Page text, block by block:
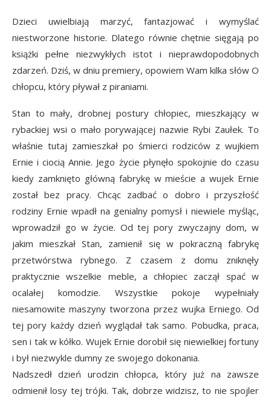
Dzieci uwielbiają marzyć, fantazjować i wymyślać
niestworzone historie. Dlatego równie chętnie sięgają po
książki pełne niezwykłych istot i nieprawdopodobnych
zdarzeń. Dziś, w dniu premiery, opowiem Wam kilka słów O
chłopcu, który pływał z piraniami.
Stan to mały, drobnej postury chłopiec, mieszkający w
rybackiej wsi o mało porywającej nazwie Rybi Zaułek. To
właśnie tutaj zamieszkał po śmierci rodziców z wujkiem
Ernie i ciocią Annie. Jego życie płynęło spokojnie do czasu
kiedy zamknięto główną fabrykę w mieście a wujek Ernie
został bez pracy. Chcąc zadbać o dobro i przyszłość
rodziny Ernie wpadł na genialny pomysł i niewiele myśląc,
wprowadził go w życie. Od tej pory zwyczajny dom, w
jakim mieszkał Stan, zamienił się w pokraczną fabrykę
przetwórstwa rybnego. Z czasem z domu zniknęły
praktycznie wszelkie meble, a chłopiec zaczął spać w
ocalałej komodzie. Wszystkie pokoje wypełniały
niesamowite maszyny tworzona przez wujka Erniego. Od
tej pory każdy dzień wyglądał tak samo. Pobudka, praca,
sen i tak w kółko. Wujek Ernie dorobił się niewielkiej fortuny
i był niezwykle dumny ze swojego dokonania.
Nadszedł dzień urodzin chłopca, który już na zawsze
odmienił losy tej trójki. Tak, dobrze widzisz, to nie spojler